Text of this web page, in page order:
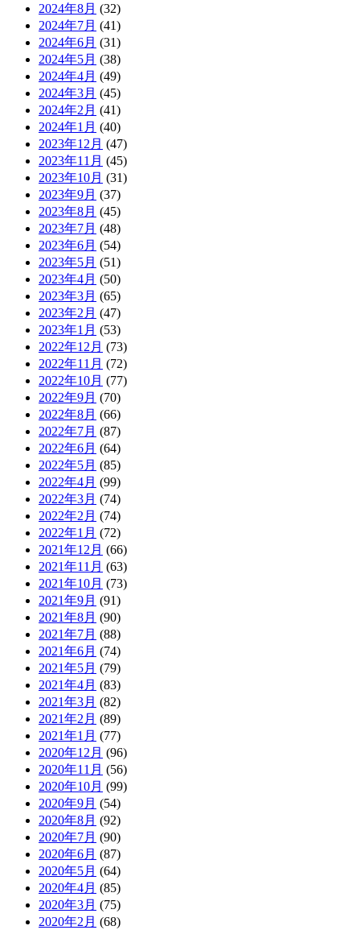
2024年8月 (32)
2024年7月 (41)
2024年6月 (31)
2024年5月 (38)
2024年4月 (49)
2024年3月 (45)
2024年2月 (41)
2024年1月 (40)
2023年12月 (47)
2023年11月 (45)
2023年10月 (31)
2023年9月 (37)
2023年8月 (45)
2023年7月 (48)
2023年6月 (54)
2023年5月 (51)
2023年4月 (50)
2023年3月 (65)
2023年2月 (47)
2023年1月 (53)
2022年12月 (73)
2022年11月 (72)
2022年10月 (77)
2022年9月 (70)
2022年8月 (66)
2022年7月 (87)
2022年6月 (64)
2022年5月 (85)
2022年4月 (99)
2022年3月 (74)
2022年2月 (74)
2022年1月 (72)
2021年12月 (66)
2021年11月 (63)
2021年10月 (73)
2021年9月 (91)
2021年8月 (90)
2021年7月 (88)
2021年6月 (74)
2021年5月 (79)
2021年4月 (83)
2021年3月 (82)
2021年2月 (89)
2021年1月 (77)
2020年12月 (96)
2020年11月 (56)
2020年10月 (99)
2020年9月 (54)
2020年8月 (92)
2020年7月 (90)
2020年6月 (87)
2020年5月 (64)
2020年4月 (85)
2020年3月 (75)
2020年2月 (68)